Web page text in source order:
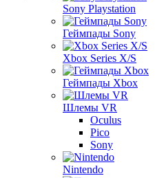
Sony Playstation
Геймпады Sony
Xbox Series X/S
Геймпады Xbox
Шлемы VR
Oculus
Pico
Sony
Nintendo